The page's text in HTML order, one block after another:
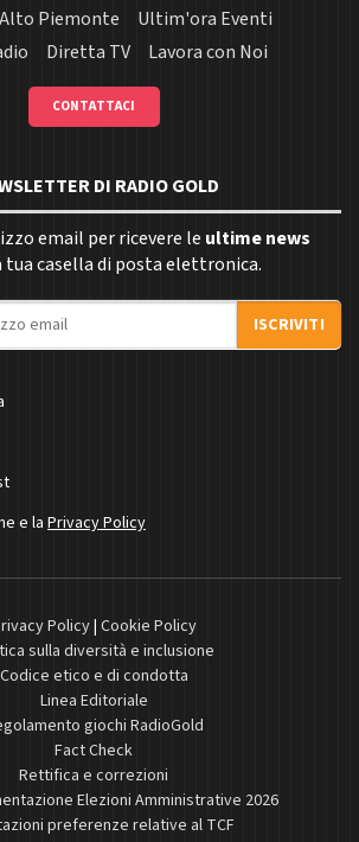
Piemonte
Ultim'ora Eventi
Diretta TV Lavora con Noi
CONTATTACI
DI RADIO GOLD
email per ricevere le ultime news
casella di posta elettronica.
ISCRIVITI
e la Privacy Policy
Policy| Cookie Policy
sulla diversità e inclusione
Codice etico e di condotta
Linea Editoriale
giochi RadioGold
Fact Check
Rettifica e correzioni
Elezioni Amministrative 2026
preferenze relative al TCF